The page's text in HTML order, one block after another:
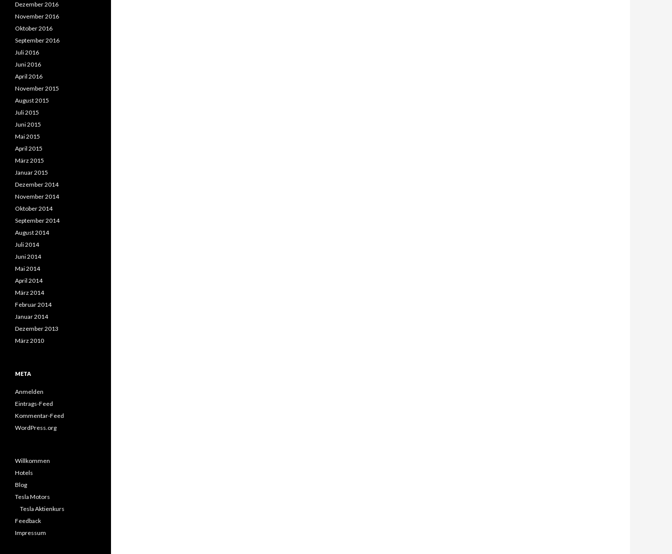
Dezember 2016
November 2016
Oktober 2016
September 2016
Juli 2016
Juni 2016
April 2016
November 2015
August 2015
Juli 2015
Juni 2015
Mai 2015
April 2015
März 2015
Januar 2015
Dezember 2014
November 2014
Oktober 2014
September 2014
August 2014
Juli 2014
Juni 2014
Mai 2014
April 2014
März 2014
Februar 2014
Januar 2014
Dezember 2013
März 2010
META
Anmelden
Eintrags-Feed
Kommentar-Feed
WordPress.org
Willkommen
Hotels
Blog
Tesla Motors
Tesla Aktienkurs
Feedback
Impressum